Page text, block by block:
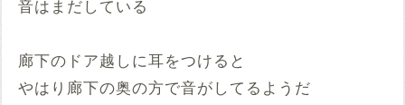
音はまだしている
廊下のドア越しに耳をつけると
やはり廊下の奥の方で音がしてるようだ